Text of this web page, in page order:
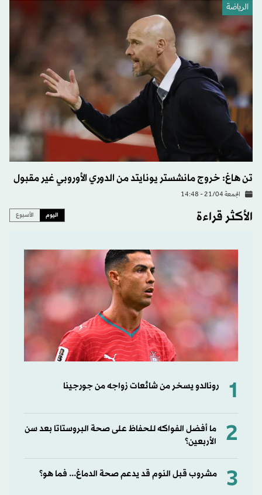
الرياضة
تن هاغ: خروج مانشستر يونايتد من الدوري الأوروبي غير مقبول
الجمعة 21/04 - 14:48
الأكثر قراءة اليوم الأسبوع
1 رونالدو يسخر من شائعات زواجه من جورجينا
2
ما أفضل الفواكه للحفاظ على صحة البروستاتا بعد سن
الأربعين؟
3 مشروب قبل النوم قد يدعم صحة الدماغ... فما هو؟